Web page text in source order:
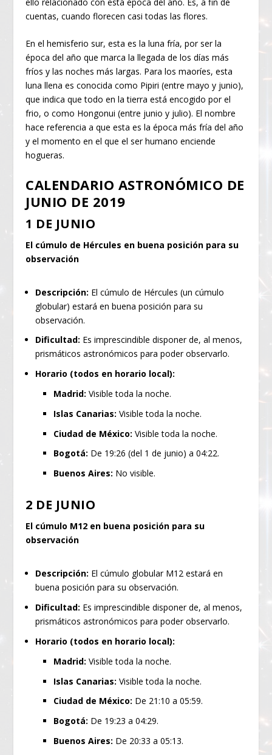
cuentas, cuando florecen casi todas las flores.
En el hemisferio sur, esta es la luna fría, por ser la
época del año que marca la llegada de los días más
fríos y las noches más largas. Para los maoríes, esta
luna llena es conocida como Pipiri (entre mayo y junio),
que indica que todo en la tierra está encogido por el
frio, o como Hongonui (entre junio y julio). El nombre
hace referencia a que esta es la época más fría del año
y el momento en el que el ser humano enciende
hogueras.
CALENDARIO ASTRONÓMICO DE
JUNIO DE 2019
1 DE JUNIO
El cúmulo de Hércules en buena posición para su
observación
Descripción: El cúmulo de Hércules (un cúmulo
globular) estará en buena posición para su
observación.
Dificultad: Es imprescindible disponer de, al menos,
prismáticos astronómicos para poder observarlo.
Horario (todos en horario local):
Madrid:Visible toda la noche.
Islas Canarias: Visible toda la noche.
Ciudad de México: Visible toda la noche.
Bogotá: De 19:26 (del 1 de junio) a 04:22.
Buenos Aires: No visible.
2 DE JUNIO
El cúmulo M12 en buena posición para su
observación
Descripción: El cúmulo globular M12 estará en
buena posición para su observación.
Dificultad: Es imprescindible disponer de, al menos,
prismáticos astronómicos para poder observarlo.
Horario (todos en horario local):
Madrid:Visible toda la noche.
Islas Canarias: Visible toda la noche.
Ciudad de México: De 21:10 a 05:59.
Bogotá: De 19:23 a 04:29.
Buenos Aires: De 20:33 a 05:13.